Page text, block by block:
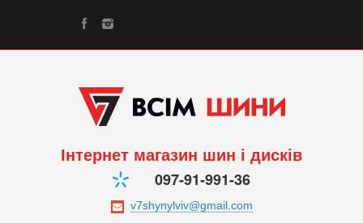
Інтернет магазин шин і дисків
097-91-991-36